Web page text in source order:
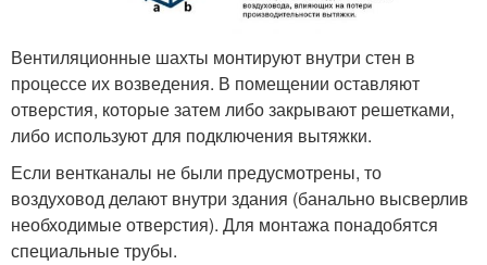
Вентиляционные шахты монтируют внутри стен в
процессе их возведения. В помещении оставляют
отверстия, которые затем либо закрывают решетками,
либо используют для подключения вытяжки.
Если вентканалы не были предусмотрены, то
воздуховод делают внутри здания (банально высверлив
необходимые отверстия). Для монтажа понадобятся
специальные трубы.